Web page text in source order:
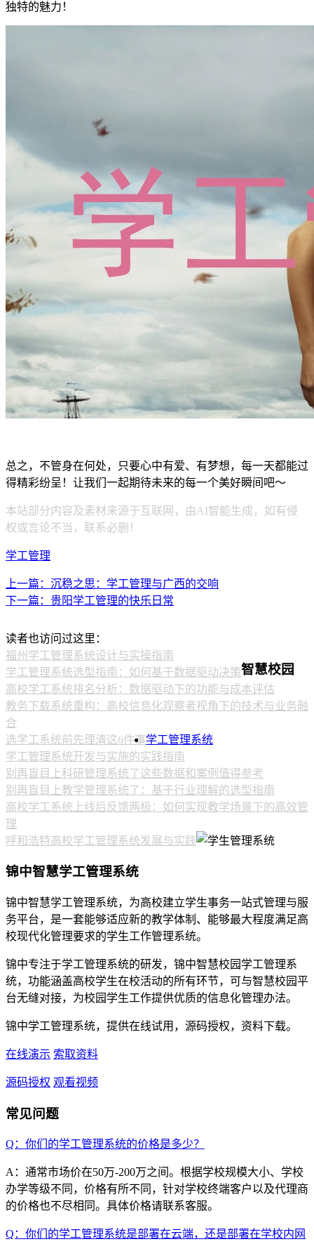
独特的魅力！
总之，不管身在何处，只要心中有爱、有梦想，每一天都能过
得精彩纷呈！让我们一起期待未来的每一个美好瞬间吧～
本站部分内容及素材来源于互联网，由AI智能生成，如有侵
权或言论不当，联系必删！
学工管理
上一篇：沉稳之思：学工管理与广西的交响
下一篇：贵阳学工管理的快乐日常
读者也访问过这里：
福州学工管理系统设计与实操指南
学工管理系统选型指南：如何基于数据驱动决策
高校学工系统排名分析：数据驱动下的功能与成本评估
教务下载系统重构：高校信息化观察者视角下的技术与业务融
合
选学工系统前先理清这6件事
学工管理系统开发与实施的实践指南
别再盲目上科研管理系统了这些数据和案例值得参考
别再盲目上教学管理系统了：基于行业理解的选型指南
高校学工系统上线后反馈两极：如何实现教学场景下的高效管
理
呼和浩特高校学工管理系统发展与实践
智慧校园
学工管理系统
锦中智慧学工管理系统
锦中智慧学工管理系统，为高校建立学生事务一站式管理与服
务平台，是一套能够适应新的教学体制、能够最大程度满足高
校现代化管理要求的学生工作管理系统。
锦中专注于学工管理系统的研发，锦中智慧校园学工管理系
统，功能涵盖高校学生在校活动的所有环节，可与智慧校园平
台无缝对接，为校园学生工作提供优质的信息化管理办法。
锦中学工管理系统，提供在线试用，源码授权，资料下载。
在线演示 索取资料
源码授权 观看视频
常见问题
Q：你们的学工管理系统的价格是多少？
A：通常市场价在50万-200万之间。根据学校规模大小、学校
办学等级不同，价格有所不同，针对学校终端客户以及代理商
的价格也不尽相同。具体价格请联系客服。
Q：你们的学工管理系统是部署在云端，还是部署在学校内网